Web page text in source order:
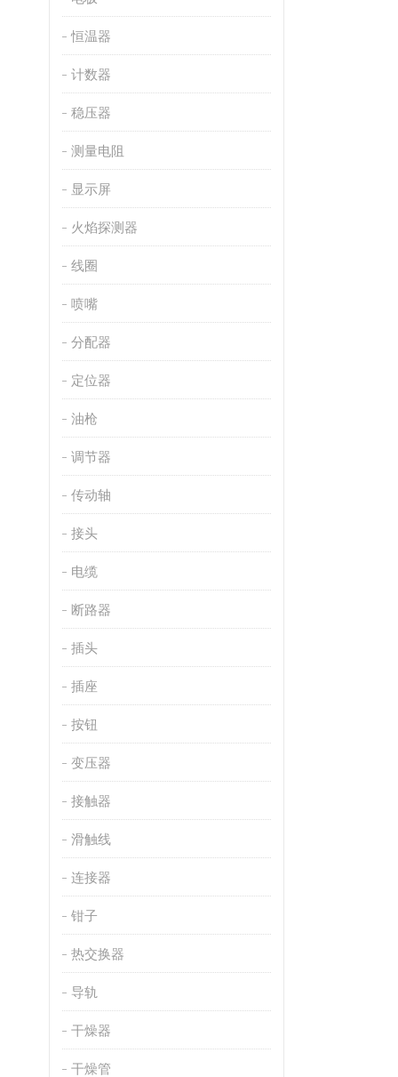
恒温器
计数器
稳压器
测量电阻
显示屏
火焰探测器
线圈
喷嘴
分配器
定位器
油枪
调节器
传动轴
接头
电缆
断路器
插头
插座
按钮
变压器
接触器
滑触线
连接器
钳子
热交换器
导轨
干燥器
干燥管